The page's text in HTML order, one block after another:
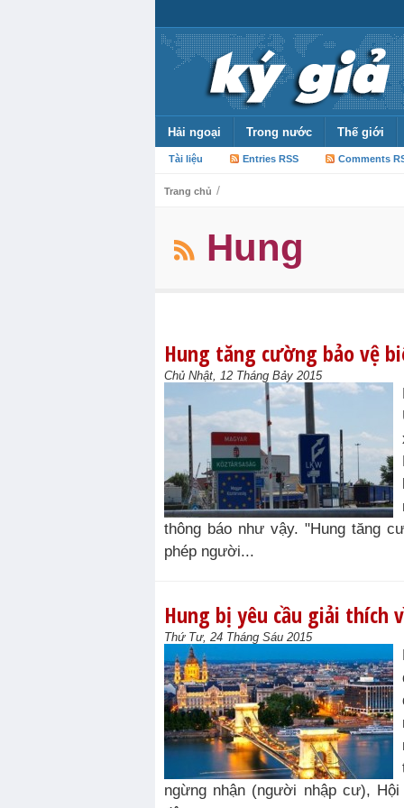
Hải ngoại Trong nước Thế giới
Tài liệu Entries RSS Comments
Trang chủ /
Hung
Hung tăng cường bảo vệ
Chủ Nhật, 12 Tháng Bảy 2015
thông báo như vậy. "Hung tăng
phép người...
Hung bị yêu cầu giải
Thứ Tư, 24 Tháng Sáu 2015
ngừng nhận (người nhập cư),